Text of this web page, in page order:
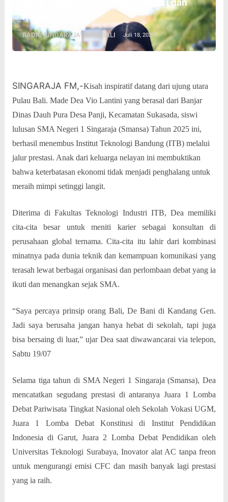
Ketekunan
RADIO SINGARAJA 92 FM BALI Juli 18, 2025
SINGARAJA FM,-Kisah inspiratif datang dari ujung utara
Pulau Bali. Made Dea Vio Lantini yang berasal dari Banjar
Dinas Dauh Pura Desa Panji, Kecamatan Sukasada, siswi
lulusan SMA Negeri 1 Singaraja (Smansa) Tahun 2025 ini,
berhasil menembus Institut Teknologi Bandung (ITB) melalui
jalur prestasi. Anak dari keluarga nelayan ini membuktikan
bahwa keterbatasan ekonomi tidak menjadi penghalang untuk
meraih mimpi setinggi langit.
Diterima di Fakultas Teknologi Industri ITB, Dea memiliki
cita-cita besar untuk meniti karier sebagai konsultan di
perusahaan global ternama. Cita-cita itu lahir dari kombinasi
minatnya pada dunia teknik dan kemampuan komunikasi yang
terasah lewat berbagai organisasi dan perlombaan debat yang ia
ikuti dan menangkan sejak SMA.
“Saya percaya prinsip orang Bali, De Bani di Kandang Gen.
Jadi saya berusaha jangan hanya hebat di sekolah, tapi juga
bisa bersaing di luar,” ujar Dea saat diwawancarai via telepon,
Sabtu 19/07
Selama tiga tahun di SMA Negeri 1 Singaraja (Smansa), Dea
mencatatkan segudang prestasi di antaranya Juara 1 Lomba
Debat Pariwisata Tingkat Nasional oleh Sekolah Vokasi UGM,
Juara 1 Lomba Debat Konstitusi di Institut Pendidikan
Indonesia di Garut, Juara 2 Lomba Debat Pendidikan oleh
Universitas Teknologi Surabaya, Inovator alat AC tanpa freon
untuk mengurangi emisi CFC dan masih banyak lagi prestasi
yang ia raih.